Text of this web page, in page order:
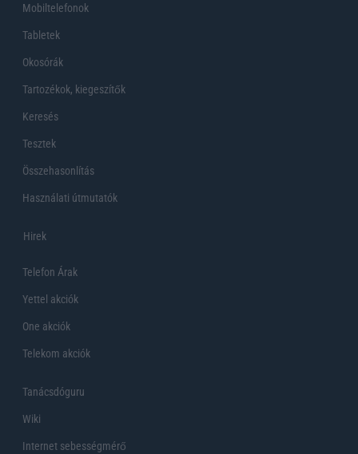
Mobiltelefonok
Tabletek
Okosórák
Tartozékok, kiegeszítők
Keresés
Tesztek
Összehasonlítás
Használati útmutatók
Hirek
Telefon Árak
Yettel akciók
One akciók
Telekom akciók
Tanácsdóguru
Wiki
Internet sebességmérő